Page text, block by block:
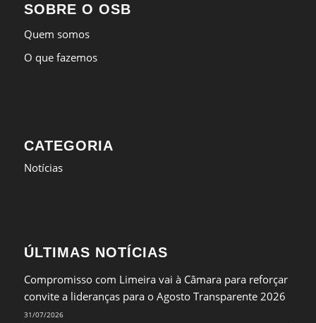
SOBRE O OSB
Quem somos
O que fazemos
CATEGORIA
Notícias
ÚLTIMAS NOTÍCIAS
Compromisso com Limeira vai à Câmara para reforçar
convite a lideranças para o Agosto Transparente 2026
31/07/2026